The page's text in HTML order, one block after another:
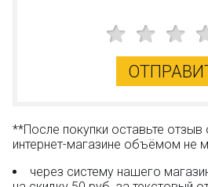
**После покупки оставьте
интернет-магазине объёмом не
через систему нашего